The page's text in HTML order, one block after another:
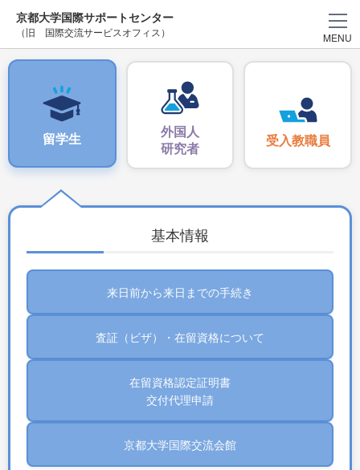
京都大学国際サポートセンター
（旧 国際交流サービスオフィス） MENU
留学生
外国人
研究者
受入教職員
基本情報
来日前から来日までの手続き
査証（ビザ）・在留資格について
在留資格認定証明書
交付代理申請
京都大学国際交流会館